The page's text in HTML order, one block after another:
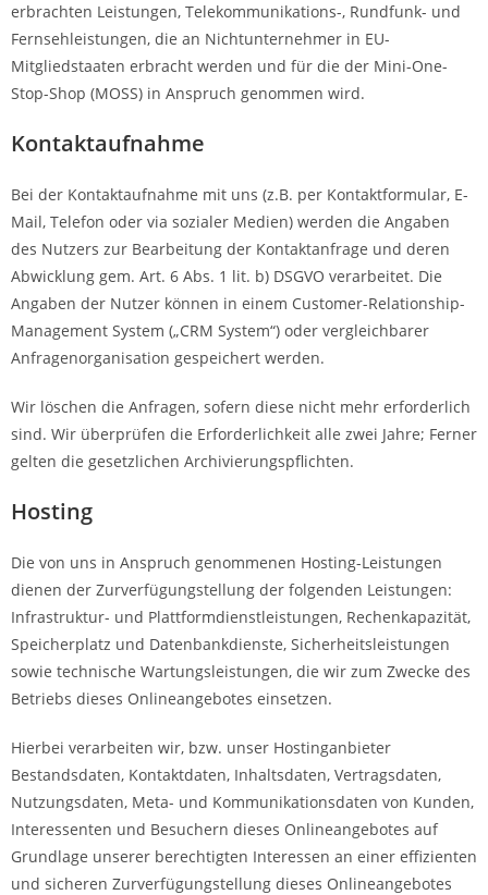
erbrachten Leistungen, Telekommunikations-, Rundfunk- und
Fernsehleistungen, die an Nichtunternehmer in EU-
Mitgliedstaaten erbracht werden und für die der Mini-One-
Stop-Shop (MOSS) in Anspruch genommen wird.
Kontaktaufnahme
Bei der Kontaktaufnahme mit uns (z.B. per Kontaktformular, E-
Mail, Telefon oder via sozialer Medien) werden die Angaben
des Nutzers zur Bearbeitung der Kontaktanfrage und deren
Abwicklung gem. Art. 6 Abs. 1 lit. b) DSGVO verarbeitet. Die
Angaben der Nutzer können in einem Customer-Relationship-
Management System („CRM System“) oder vergleichbarer
Anfragenorganisation gespeichert werden.
Wir löschen die Anfragen, sofern diese nicht mehr erforderlich
sind. Wir überprüfen die Erforderlichkeit alle zwei Jahre; Ferner
gelten die gesetzlichen Archivierungspflichten.
Hosting
Die von uns in Anspruch genommenen Hosting-Leistungen
dienen der Zurverfügungstellung der folgenden Leistungen:
Infrastruktur- und Plattformdienstleistungen, Rechenkapazität,
Speicherplatz und Datenbankdienste, Sicherheitsleistungen
sowie technische Wartungsleistungen, die wir zum Zwecke des
Betriebs dieses Onlineangebotes einsetzen.
Hierbei verarbeiten wir, bzw. unser Hostinganbieter
Bestandsdaten, Kontaktdaten, Inhaltsdaten, Vertragsdaten,
Nutzungsdaten, Meta- und Kommunikationsdaten von Kunden,
Interessenten und Besuchern dieses Onlineangebotes auf
Grundlage unserer berechtigten Interessen an einer effizienten
und sicheren Zurverfügungstellung dieses Onlineangebotes